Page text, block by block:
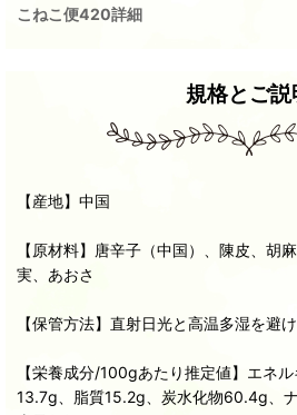
こねこ便420詳細
規格とご説
【産地】中国
【原材料】唐辛子（中国）、陳皮、胡
実、あおさ
【保管方法】直射日光と高温多湿を避
【栄養成分/100gあたり推定値】エネ
13.7g、脂質15.2g、炭水化物60.4g、